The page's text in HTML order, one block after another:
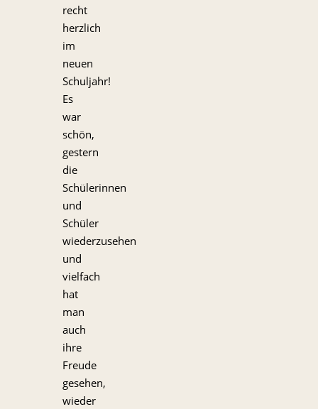
recht
herzlich
im
neuen
Schuljahr!
Es
war
schön,
gestern
die
Schülerinnen
und
Schüler
wiederzusehen
und
vielfach
hat
man
auch
ihre
Freude
gesehen,
wieder